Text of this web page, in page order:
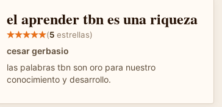
el aprender tbn es una riqueza
(5 estrellas)
cesar gerbasio
las palabras tbn son oro para nuestro
conocimiento y desarrollo.